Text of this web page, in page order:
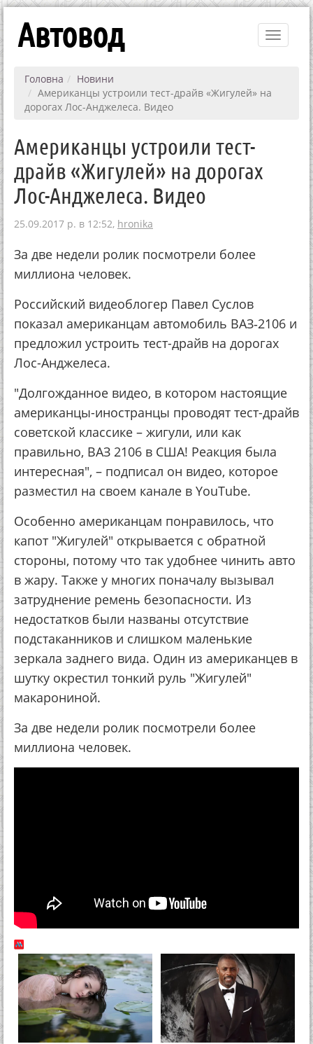
Toggle
Автовод
Головна
Новини
Американцы устроили тест-драйв «Жигулей» на
дорогах Лос-Анджелеса. Видео
Американцы устроили тест-
драйв «Жигулей» на дорогах
Лос-Анджелеса. Видео
25.09.2017 р. в 12:52, hronika
За две недели ролик посмотрели более
миллиона человек.
Российский видеоблогер Павел Суслов
показал американцам автомобиль ВАЗ‐2106 и
предложил устроить тест-драйв на дорогах
Лос-Анджелеса.
"Долгожданное видео, в котором настоящие
американцы-иностранцы проводят тест-драйв
советской классике – жигули, или как
правильно, ВАЗ 2106 в США! Реакция была
интересная", – подписал он видео, которое
разместил на своем канале в YouTube.
Особенно американцам понравилось, что
капот "Жигулей" открывается с обратной
стороны, потому что так удобнее чинить авто
в жару. Также у многих поначалу вызывал
затруднение ремень безопасности. Из
недостатков были названы отсутствие
подстаканников и слишком маленькие
зеркала заднего вида. Один из американцев в
шутку окрестил тонкий руль "Жигулей"
макарониной.
За две недели ролик посмотрели более
миллиона человек.